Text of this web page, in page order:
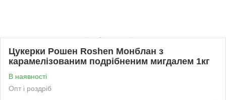
Цукерки Рошен Roshen Монблан з
карамелізованим подрібненим мигдалем 1кг
В наявності
Опт і роздріб